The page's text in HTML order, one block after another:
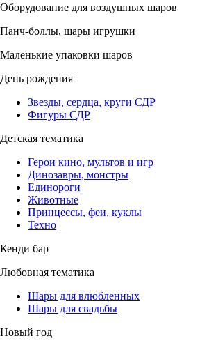
Оборудование для воздушных шаров
Панч-боллы, шары игрушки
Маленькие упаковки шаров
День рождения
Звезды, сердца, круги СДР
Фигуры СДР
Детская тематика
Герои кино, мультов и игр
Динозавры, монстры
Единороги
Животные
Принцессы, феи, куклы
Техно
Кенди бар
Любовная тематика
Шары для влюбленных
Шары для свадьбы
Новый год